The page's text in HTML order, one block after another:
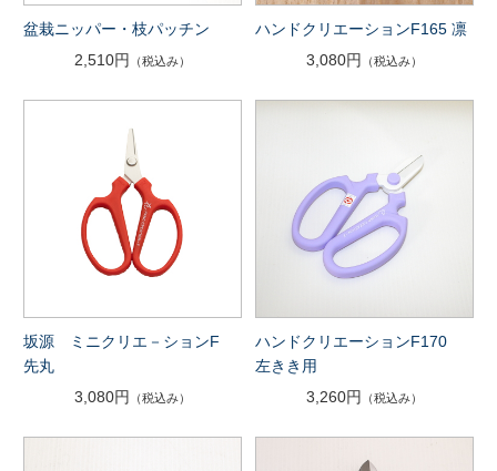
盆栽ニッパー・枝パッチン
2,510円
（税込み）
ハンドクリエーションF165 凛
3,080円
（税込み）
坂源 ミニクリエ－ションF
先丸
3,080円
（税込み）
ハンドクリエーションF170
左きき用
3,260円
（税込み）